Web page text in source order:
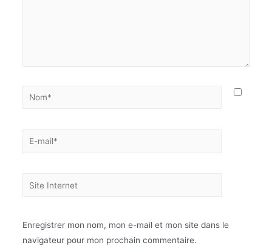
Enregistrer mon nom, mon e-mail et mon site dans le
navigateur pour mon prochain commentaire.